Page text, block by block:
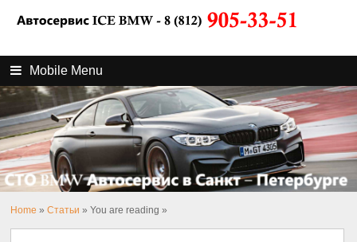
Mobile Menu
Home »Статьи » You are reading »